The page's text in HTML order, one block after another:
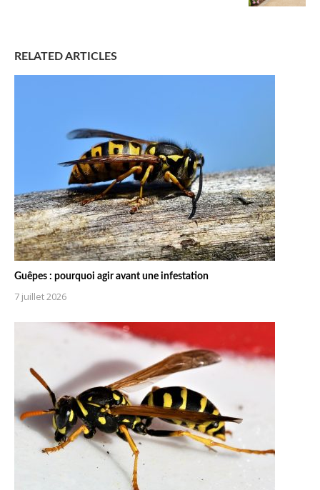
RELATED ARTICLES
Guêpes : pourquoi agir avant une infestation
7 juillet 2026